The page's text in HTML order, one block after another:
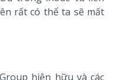
rất có thể ta sẽ mất
hiện hữu và các